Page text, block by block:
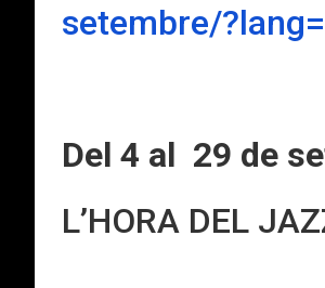
setembre/
Del 4 al 29 de
L’HORA DEL